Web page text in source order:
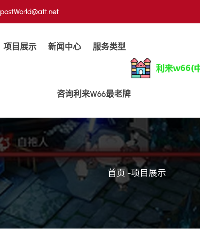
postWorld@att.net
项目展示 新闻中心 服务类型
咨询利来w66最老牌
首页 -项目展示